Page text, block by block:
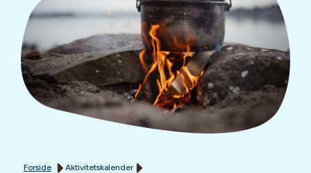
Forside
Aktivitetskalender